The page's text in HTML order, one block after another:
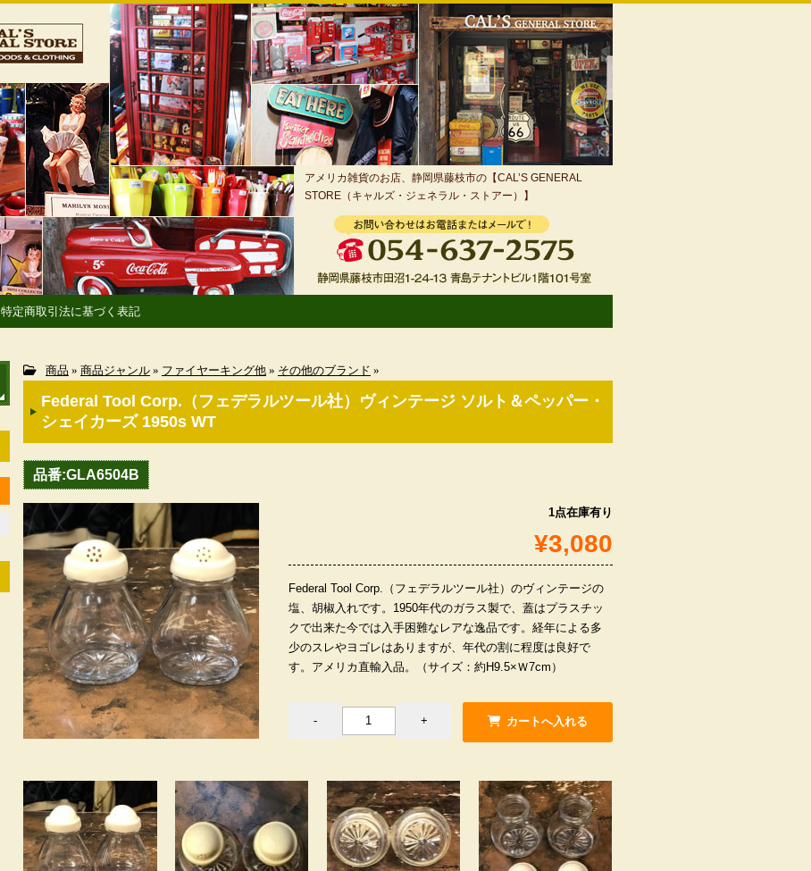
アメリカ雑貨のお店、静岡県藤枝市の【CAL’S GENERAL
STORE（キャルズ・ジェネラル・ストアー）】
特定商取引法に基づく表記
商品 » 商品ジャンル » ファイヤーキング他 » その他のブランド »
Federal Tool Corp.（フェデラルツール社）ヴィンテージ ソルト＆ペッパー・
シェイカーズ 1950s WT
品番:GLA6504B
1点在庫有り
¥3,080
Federal Tool Corp.（フェデラルツール社）のヴィンテージの
塩、胡椒入れです。1950年代のガラス製で、蓋はプラスチッ
クで出来た今では入手困難なレアな逸品です。経年による多
少のスレやヨゴレはありますが、年代の割に程度は良好で
す。アメリカ直輸入品。（サイズ：約H9.5×Ｗ7cm）